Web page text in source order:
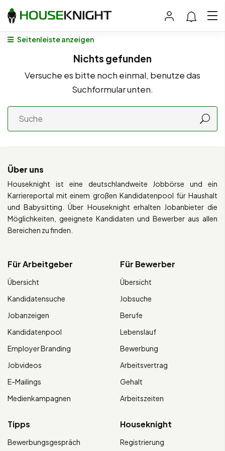
Seitenleiste anzeigen
Nichts gefunden
Versuche es bitte noch einmal, benutze das
Suchformular unten.
Über uns
Houseknight ist eine deutschlandweite Jobbörse und ein
Karriereportal mit einem großen Kandidatenpool für Haushalt
und Babysitting. Über Houseknight erhalten Jobanbieter die
Möglichkeiten, geeignete Kandidaten und Bewerber aus allen
Bereichen zu finden.
Für Arbeitgeber
Übersicht
Kandidatensuche
Jobanzeigen
Kandidatenpool
Employer Branding
Jobvideos
E-Mailings
Medienkampagnen
Für Bewerber
Übersicht
Jobsuche
Berufe
Lebenslauf
Bewerbung
Arbeitsvertrag
Gehalt
Arbeitszeiten
Tipps
Bewerbungsgespräch
Houseknight
Registrierung